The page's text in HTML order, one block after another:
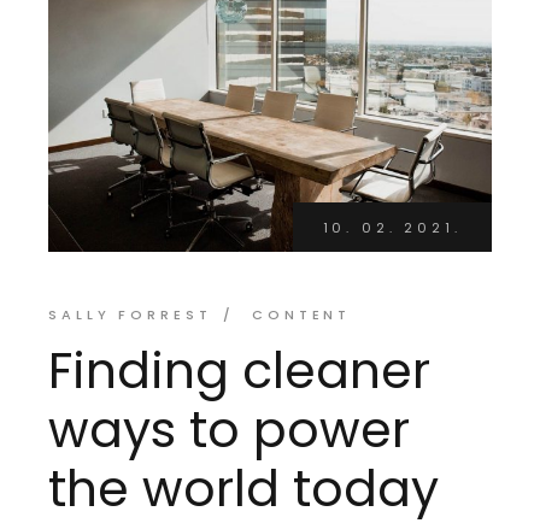
10. 02. 2021.
SALLY FORREST CONTENT
Finding cleaner
ways to power
the world today